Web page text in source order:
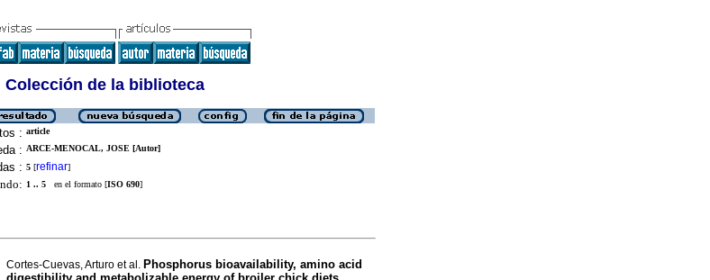
Colección de la biblioteca
: article
: ARCE-MENOCAL, JOSE [Autor]
: 5 [refinar]
1 .. 5 en el formato [ISO 690]
Cortes-Cuevas, Arturo et al. Phosphorus bioavailability, amino acid